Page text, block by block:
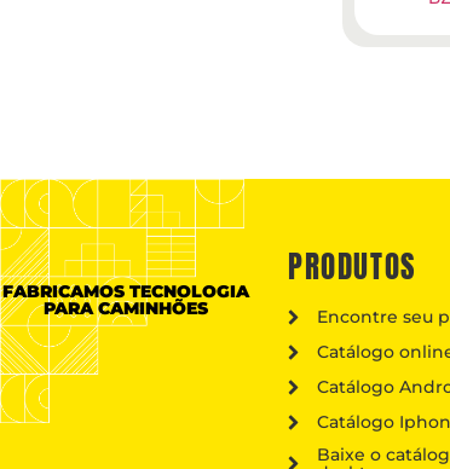
FABRICAMOS TECNOLOGIA
PARA CAMINHÕES
PRODUTOS
Encontre seu
Catálogo
Catálogo
Catálogo
Baixe o